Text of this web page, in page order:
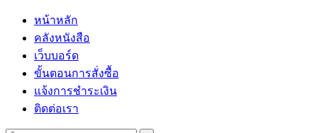
หน้าหลัก
คลังหนังสือ
เว็บบอร์ด
ขั้นตอนการสั่งซื้อ
แจ้งการชำระเงิน
ติดต่อเรา